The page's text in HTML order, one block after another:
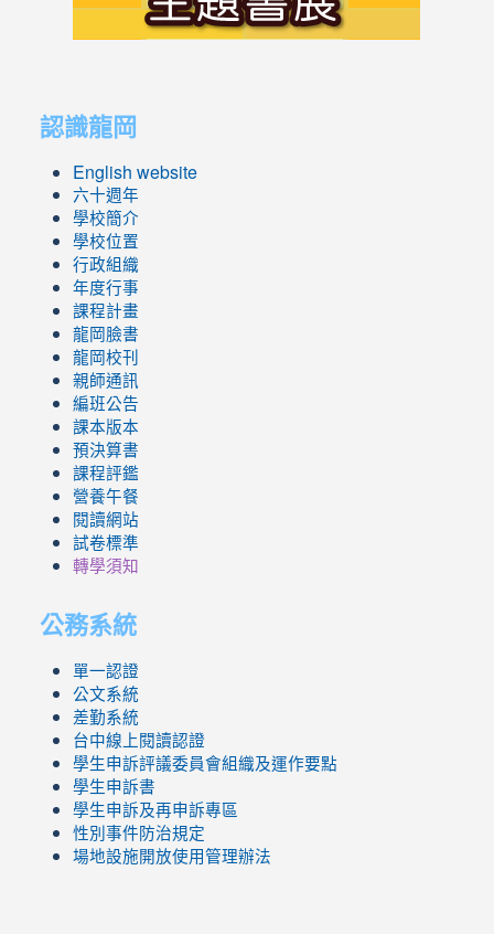
認識龍岡
English website
六十週年
學校簡介
學校位置
行政組織
年度行事
課程計畫
龍岡臉書
龍岡校刊
親師通訊
編班公告
課本版本
預決算書
課程評鑑
營養午餐
閱讀網站
試卷標準
轉學須知
公務系統
單一認證
公文系統
差勤系統
台中線上閱讀認證
學生申訴評議委員會組織及運作要點
學生申訴書
學生申訴及再申訴專區
性別事件防治規定
場地設施開放使用管理辦法